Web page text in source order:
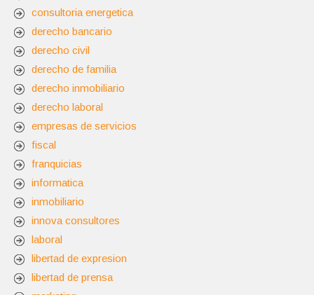
consultoria energetica
derecho bancario
derecho civil
derecho de familia
derecho inmobiliario
derecho laboral
empresas de servicios
fiscal
franquicias
informatica
inmobiliario
innova consultores
laboral
libertad de expresion
libertad de prensa